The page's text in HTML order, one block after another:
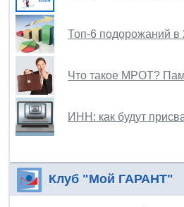
Топ-6 подорожаний в
Что такое МРОТ?
ИНН: как будут
Клуб "Мой ГАРАНТ"